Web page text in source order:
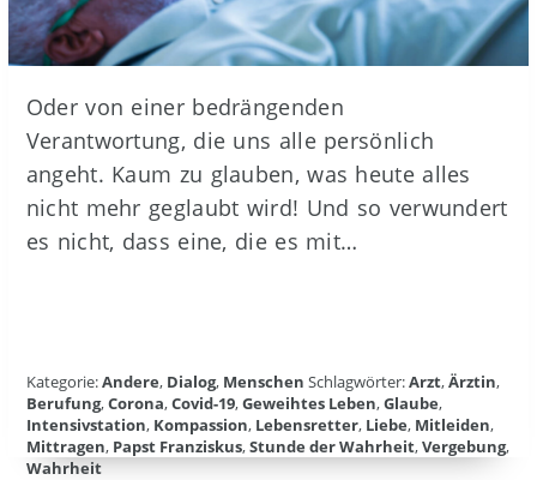
Oder von einer bedrängenden
Verantwortung, die uns alle persönlich
angeht. Kaum zu glauben, was heute alles
nicht mehr geglaubt wird! Und so verwundert
es nicht, dass eine, die es mit…
Kategorie:Andere, Dialog, Menschen Schlagwörter:Arzt,Ärztin,
Berufung,Corona,Covid-19,Geweihtes Leben,Glaube,
Intensivstation, Kompassion, Lebensretter, Liebe, Mitleiden,
Mittragen, Papst Franziskus,Stunde der Wahrheit,Vergebung,
Wahrheit